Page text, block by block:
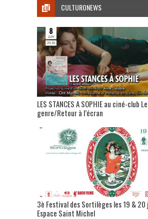
CULTURONEWS
LES STANCES A SOPHIE au ciné-club
genre/Retour à l’écran
3è Festival des Sortilèges les 19 &
Espace Saint Michel